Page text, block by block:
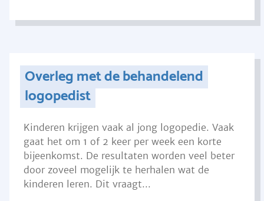
Overleg met de behandelend
logopedist
Kinderen krijgen vaak al jong logopedie. Vaak
gaat het om 1 of 2 keer per week een korte
bijeenkomst. De resultaten worden veel beter
door zoveel mogelijk te herhalen wat de
kinderen leren. Dit vraagt...